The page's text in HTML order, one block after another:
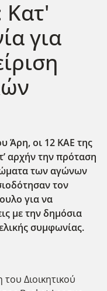
Κατ'
για
Άρη, οι 12 ΚΑΕ της
αρχήν την πρόταση
των αγώνων
τον
για να
με την δημόσια
συμφωνίας.
Διοικητικού